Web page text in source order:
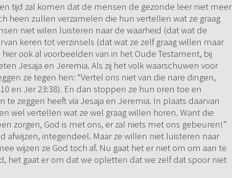
tijd zal komen dat de mensen de gezonde leer niet meer
heen zullen verzamelen die hun vertellen wat ze graag
niet wilen luisteren naar de waarheid (dat wat de
keren tot verzinsels (dat wat ze zelf graag willen maar
ook al voorbeelden van in het Oude Testament, bij
Jesaja en Jeremia. Als zij het volk waarschuwen voor
ze tegen hen: “Vertel ons niet van die nare dingen,
en Jer 23:38). En dan stoppen ze hun oren toe en
te zeggen heeft via Jesaja en Jeremia. In plaats daarvan
wel vertellen wat ze wel graag willen horen. Want die
zorgen, God is met ons, er zal niets met ons gebeuren!”
afwijzen, integendeel. Maar ze willen niet luisteren naar
wijzen ze God toch af. Nu gaat het er niet om om aan te
het gaat er om dat we opletten dat we zelf dat spoor niet